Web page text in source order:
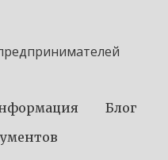
Блог